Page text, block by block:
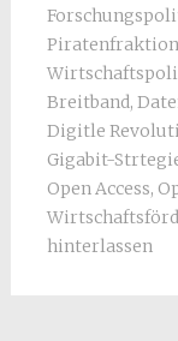
Piratenfraktion
Breitband,
Digitle
Gigabit-
Open Access,
hinterlassen